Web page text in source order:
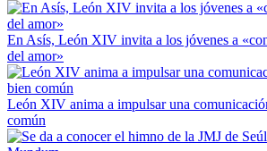
En Asís, León XIV invita a los jóvenes a
del amor»
León XIV anima a impulsar una
común